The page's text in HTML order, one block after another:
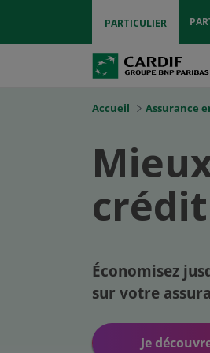
PARTICULIER
Accueil Assurance
Économisez
sur votre
Je